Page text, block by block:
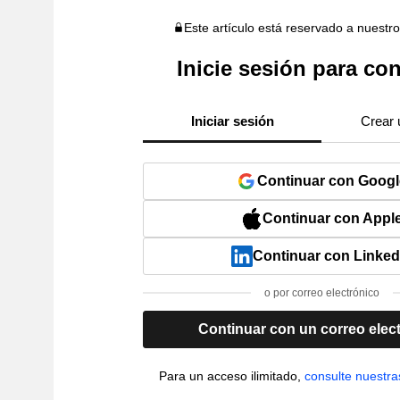
Este artículo está reservado a
Inicie sesión para
Iniciar sesión Crear
Continuar con
Continuar con
Continuar con
o por correo electrónico
Continuar con un correo
Para un acceso ilimitado, consulte